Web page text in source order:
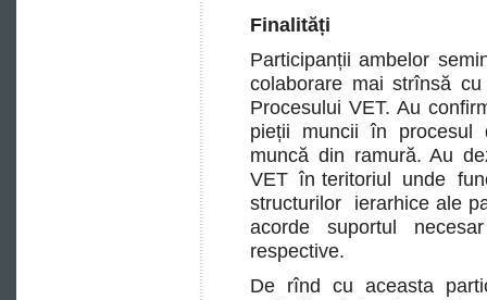
Finalități
Participanții ambelor
colaborare mai strînsă
Procesului VET. Au
pieții muncii în procesul
muncă din ramură. Au
VET în teritoriul unde
structurilor ierarhice ale
acorde suportul
respective.
De rînd cu aceasta